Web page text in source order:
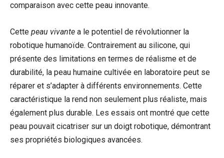
comparaison avec cette peau innovante.
Cette peau vivante a le potentiel de révolutionner la
robotique humanoïde. Contrairement au silicone, qui
présente des limitations en termes de réalisme et de
durabilité, la peau humaine cultivée en laboratoire peut se
réparer et s’adapter à différents environnements. Cette
caractéristique la rend non seulement plus réaliste, mais
également plus durable. Les essais ont montré que cette
peau pouvait cicatriser sur un doigt robotique, démontrant
ses propriétés biologiques avancées.